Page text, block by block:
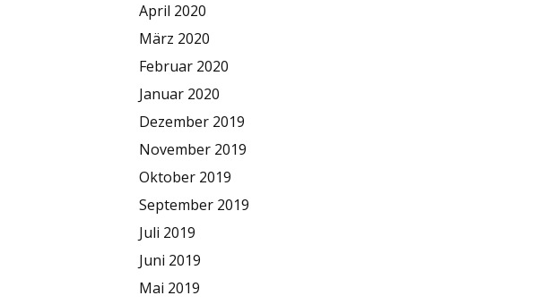
April 2020
März 2020
Februar 2020
Januar 2020
Dezember 2019
November 2019
Oktober 2019
September 2019
Juli 2019
Juni 2019
Mai 2019